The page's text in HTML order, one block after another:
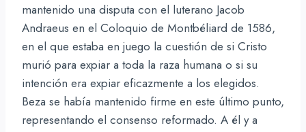
mantenido una disputa con el luterano Jacob
Andraeus en el Coloquio de Montbéliard de 1586,
en el que estaba en juego la cuestión de si Cristo
murió para expiar a toda la raza humana o si su
intención era expiar eficazmente a los elegidos.
Beza se había mantenido firme en este último punto,
representando el consenso reformado. A él y a